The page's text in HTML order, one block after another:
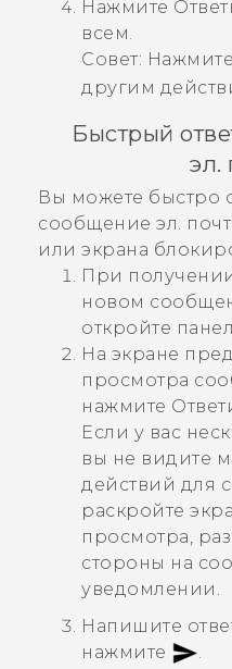
Нажмите
всем.
Совет: Нажмите
другим
Быстрый
эл.
Вы можете быстро
сообщение эл.
или экрана
При
новом
откройте
На экране
просмотра
нажмите
Если у вас
вы не видите
действий для
раскройте
просмотра,
стороны на
уведомлении.
Напишите
нажмите